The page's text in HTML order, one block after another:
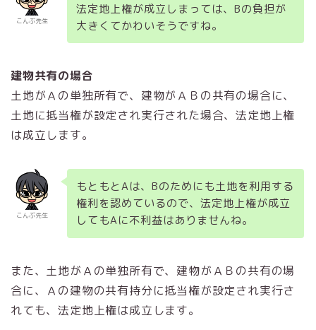
こんぶ先生
法定地上権が成立しまっては、Bの負担が
大きくてかわいそうですね。
建物共有の場合
土地がＡの単独所有で、建物がＡＢの共有の場合に、
土地に抵当権が設定され実行された場合、法定地上権
は成立します。
こんぶ先生
もともとAは、Bのためにも土地を利用する
権利を認めているので、法定地上権が成立
してもAに不利益はありませんね。
また、土地がＡの単独所有で、建物がＡＢの共有の場
合に、Ａの建物の共有持分に抵当権が設定され実行さ
れても、法定地上権は成立します。